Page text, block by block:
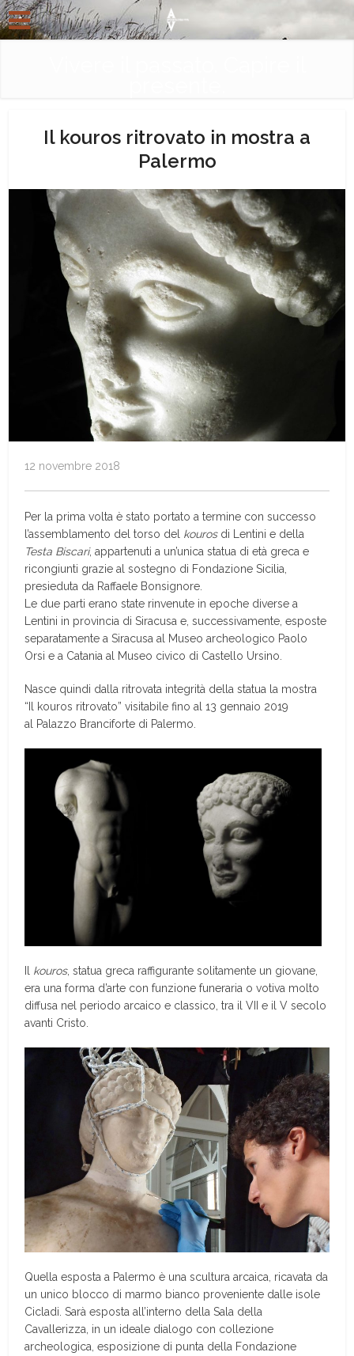
Il kouros ritrovato in mostra a
Palermo
12 novembre 2018
Per la prima volta è stato portato a termine con successo
l’assemblamento del torso del kouros di Lentini e della
Testa Biscari, appartenuti a un’unica statua di età greca e
ricongiunti grazie al sostegno di Fondazione Sicilia,
presieduta da Raffaele Bonsignore.
Le due parti erano state rinvenute in epoche diverse a
Lentini in provincia di Siracusa e, successivamente, esposte
separatamente a Siracusa al Museo archeologico Paolo
Orsi e a Catania al Museo civico di Castello Ursino.
Nasce quindi dalla ritrovata integrità della statua la mostra
“Il kouros ritrovato” visitabile fino al 13 gennaio 2019
al Palazzo Branciforte di Palermo.
Il kouros, statua greca raffigurante solitamente un giovane,
era una forma d’arte con funzione funeraria o votiva molto
diffusa nel periodo arcaico e classico, tra il VII e il V secolo
avanti Cristo.
Quella esposta a Palermo è una scultura arcaica, ricavata da
un unico blocco di marmo bianco proveniente dalle isole
Cicladi. Sarà esposta all’interno della Sala della
Cavallerizza, in un ideale dialogo con collezione
archeologica, esposizione di punta della Fondazione